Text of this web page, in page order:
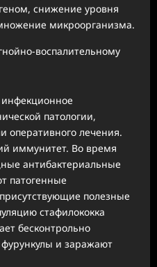
снижение уровня
микроорганизма.
воспалительному
патологии,
оперативного лечения.
иммунитет. Во время
антибактериальные
патогенные
полезные
стафилококка
бесконтрольно
и заражают